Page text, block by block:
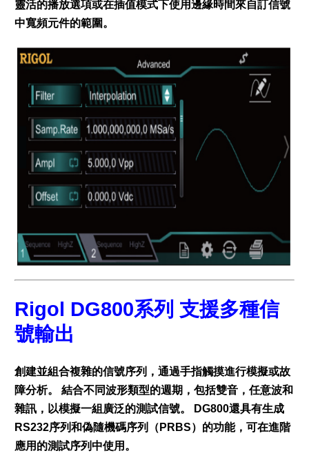
靈活的播放選項或在插值模式下使用邊緣時間來自訂信號
中寬頻元件的範圍。
Rigol DG800系列 支援多種信
號輸出
創建並組合複雜的信號序列，通過手指觸摸進行模擬或故
障分析。 結合不同波形類型的週期，包括雙音，任意波和
雜訊，以模擬一組廣泛的測試信號。 DG800還具有生成
RS232序列和偽隨機碼序列（PRBS）的功能，可在進階
應用的測試序列中使用。